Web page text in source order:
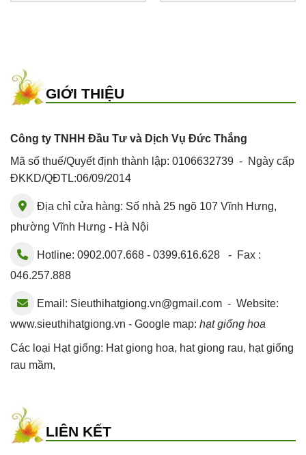
GIỚI THIỆU
Công ty TNHH Đầu Tư và Dịch Vụ Đức Thắng
Mã số thuế/Quyết định thành lập: 0106632739 - Ngày cấp
ĐKKD/QĐTL:06/09/2014
Địa chỉ cửa hàng: Số nhà 25 ngõ 107 Vĩnh Hưng,
phường Vĩnh Hưng - Hà Nội
Hotline: 0902.007.668 - 0399.616.628 - Fax :
046.257.888
Email: Sieuthihatgiong.vn@gmail.com - Website:
www.sieuthihatgiong.vn - Google map: hạt giống hoa
Các loại Hạt giống: Hat giong hoa, hat giong rau, hạt giống
rau mầm,
LIÊN KẾT